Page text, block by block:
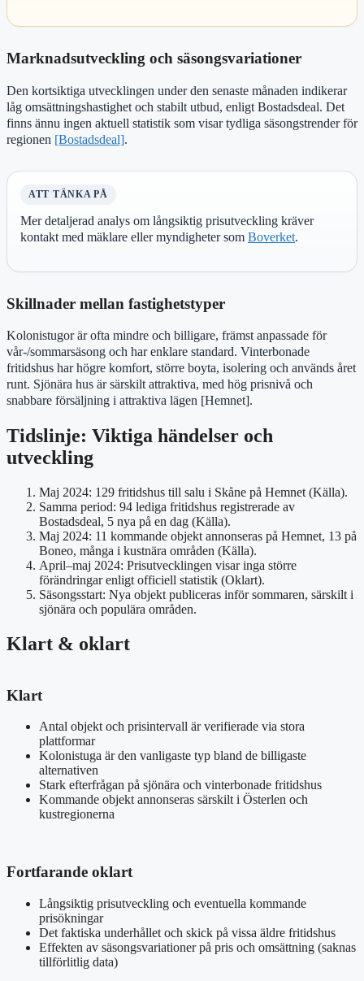
Marknadsutveckling och säsongsvariationer
Den kortsiktiga utvecklingen under den senaste månaden indikerar
låg omsättningshastighet och stabilt utbud, enligt Bostadsdeal. Det
finns ännu ingen aktuell statistik som visar tydliga säsongstrender för
regionen [Bostadsdeal].
ATT TÄNKA PÅ
Mer detaljerad analys om långsiktig prisutveckling kräver
kontakt med mäklare eller myndigheter som Boverket.
Skillnader mellan fastighetstyper
Kolonistugor är ofta mindre och billigare, främst anpassade för
vår-/sommarsäsong och har enklare standard. Vinterbonade
fritidshus har högre komfort, större boyta, isolering och används året
runt. Sjönära hus är särskilt attraktiva, med hög prisnivå och
snabbare försäljning i attraktiva lägen [Hemnet].
Tidslinje: Viktiga händelser och
utveckling
Maj 2024: 129 fritidshus till salu i Skåne på Hemnet (Källa).
Samma period: 94 lediga fritidshus registrerade av
Bostadsdeal, 5 nya på en dag (Källa).
Maj 2024: 11 kommande objekt annonseras på Hemnet, 13 på
Boneo, många i kustnära områden (Källa).
April–maj 2024: Prisutvecklingen visar inga större
förändringar enligt officiell statistik (Oklart).
Säsongsstart: Nya objekt publiceras inför sommaren, särskilt i
sjönära och populära områden.
Klart & oklart
Klart
Antal objekt och prisintervall är verifierade via stora
plattformar
Kolonistuga är den vanligaste typ bland de billigaste
alternativen
Stark efterfrågan på sjönära och vinterbonade fritidshus
Kommande objekt annonseras särskilt i Österlen och
kustregionerna
Fortfarande oklart
Långsiktig prisutveckling och eventuella kommande
prisökningar
Det faktiska underhållet och skick på vissa äldre fritidshus
Effekten av säsongsvariationer på pris och omsättning (saknas
tillförlitlig data)